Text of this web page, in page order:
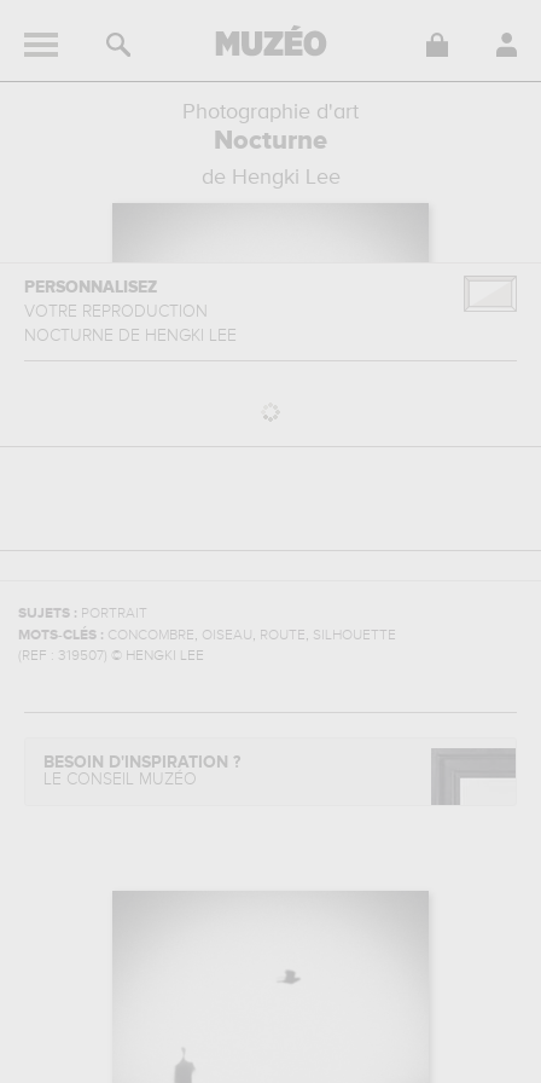
Photographie d'art
Nocturne
de Hengki Lee
PERSONNALISEZ
VOTRE REPRODUCTION
NOCTURNE DE HENGKI LEE
SUJETS : PORTRAIT
MOTS-CLÉS : CONCOMBRE, OISEAU, ROUTE, SILHOUETTE
(REF : 319507) © HENGKI LEE
BESOIN D'INSPIRATION ?
LE CONSEIL MUZÉO